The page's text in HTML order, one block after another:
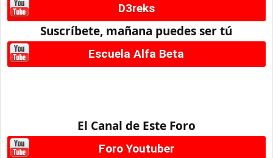
D3reks
Suscríbete, mañana puedes ser tú
Escuela Alfa Beta
El Canal de Este Foro
Foro Youtuber